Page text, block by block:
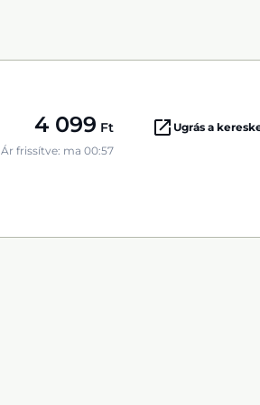
4 099 Ft
Ár frissítve: ma 00:57
Ugrás a